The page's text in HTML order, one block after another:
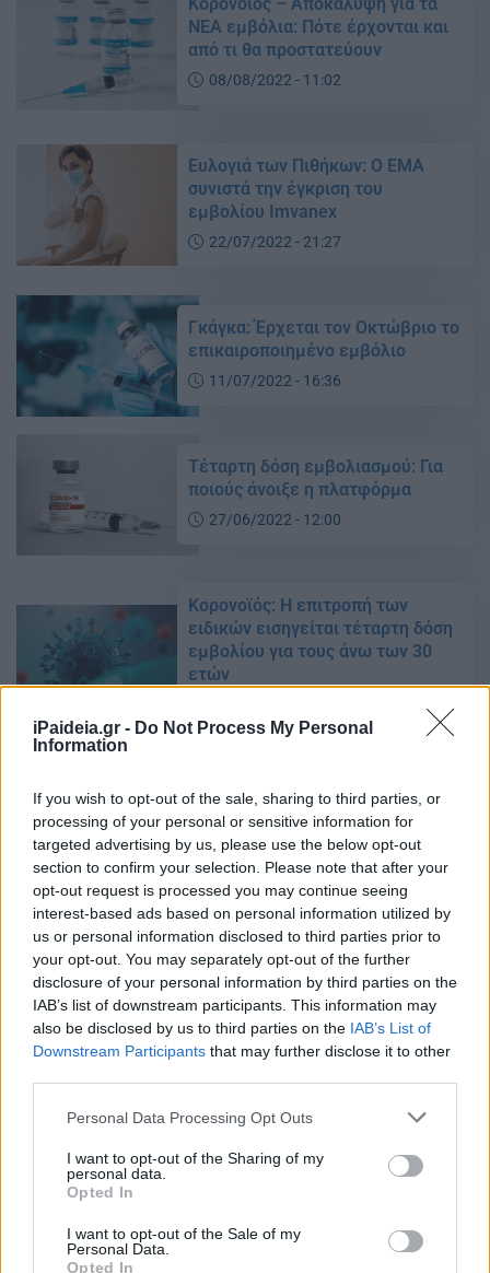
iPaideia.gr - Do Not Process My Personal
Information
If you wish to opt-out of the sale, sharing to third parties, or
processing of your personal or sensitive information for
targeted advertising by us, please use the below opt-out
section to confirm your selection. Please note that after your
opt-out request is processed you may continue seeing
interest-based ads based on personal information utilized by
us or personal information disclosed to third parties prior to
your opt-out. You may separately opt-out of the further
disclosure of your personal information by third parties on the
IAB’s list of downstream participants. This information may
also be disclosed by us to third parties on the IAB’s List of
Downstream Participants that may further disclose it to other
Please note that this website/app uses one or more Google
not limited to your visit or usage behaviour. You may click to
grant or deny consent to Google and its third-party tags to
use your data for below specified purposes in below Google
consent section.
Personal Data Processing Opt Outs
I want to opt-out of the Sharing of my
personal data.
Opted In
I want to opt-out of the Sale of my
Personal Data.
Opted In
ΝΕΑ εμβόλια: Πότε έρχονται και
από τι θα προστατεύουν
08/08/2022 - 11:02
Ευλογιά των Πιθήκων: Ο EMA
συνιστά την έγκριση του
εμβολίου Imvanex
22/07/2022 - 21:27
Γκάγκα: Έρχεται τον Οκτώβριο το
επικαιροποιημένο εμβόλιο
11/07/2022 - 16:36
Τέταρτη δόση εμβολιασμού: Για
ποιούς άνοιξε η πλατφόρμα
27/06/2022 - 12:00
Κορονοϊός: Η επιτροπή των
ειδικών εισηγείται τέταρτη δόση
εμβολίου για τους άνω των 30
ετών
Εμβόλια: Πότε αναμένεται η
τέταρτη δόση
23/04/2022 - 09:20
Κορονοϊός – Εμβόλια: Πότε
έρχεται η τέταρτη δόση για όλους
11/04/2022 - 10:25
05/04/2022 - 16:54
με την τέταρτη δόση